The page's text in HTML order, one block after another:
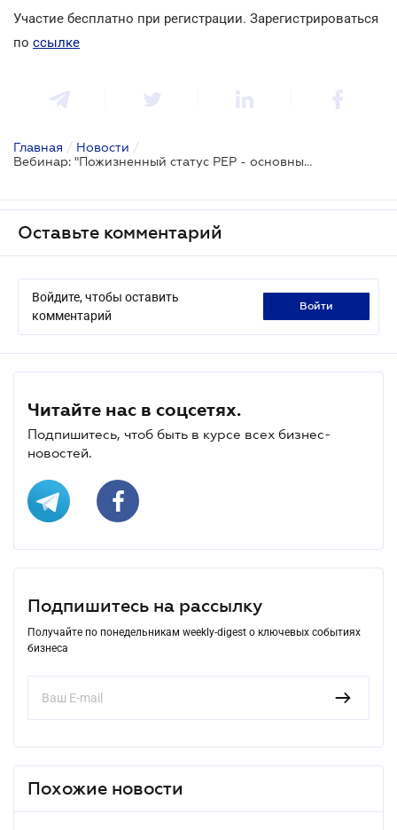
Участие бесплатно при регистрации. Зарегистрироваться
по ссылке
Главная / Новости /
Вебинар: "Пожизненный статус PEP - основные моменты, на которые стоит обратить внимание"
Оставьте комментарий
Войдите, чтобы оставить
комментарий
войти
Читайте нас в соцсетях.
Подпишитесь, чтоб быть в курсе всех бизнес-
новостей.
Подпишитесь на рассылку
Получайте по понедельникам weekly-digest о ключевых событиях
бизнеса
Похожие новости